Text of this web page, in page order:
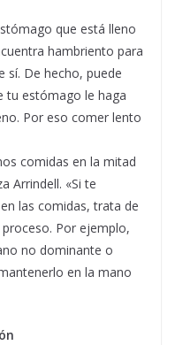
que está lleno
hambriento para
sí. De hecho, puede
tu estómago le haga
Por eso comer lento
comidas en la mitad
Arrindell. «Si te
las comidas, trata de
Por ejemplo,
no dominante o
en la mano